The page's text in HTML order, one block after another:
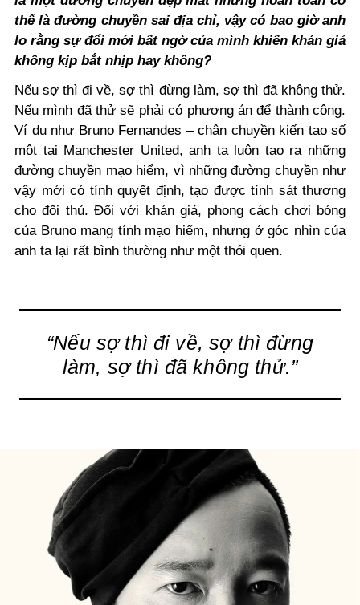
thể là đường chuyền sai địa chỉ, vậy có bao giờ anh
lo rằng sự đổi mới bất ngờ của mình khiến khán giả
không kịp bắt nhịp hay không?
Nếu sợ thì đi về, sợ thì đừng làm, sợ thì đã không thử.
Nếu mình đã thử sẽ phải có phương án để thành công.
Ví dụ như Bruno Fernandes – chân chuyền kiến tạo số
một tại Manchester United, anh ta luôn tạo ra những
đường chuyền mạo hiểm, vì những đường chuyền như
vậy mới có tính quyết định, tạo được tính sát thương
cho đối thủ. Đối với khán giả, phong cách chơi bóng
của Bruno mang tính mạo hiểm, nhưng ở góc nhìn của
anh ta lại rất bình thường như một thói quen.
“Nếu sợ thì đi về, sợ thì đừng
làm, sợ thì đã không thử.”